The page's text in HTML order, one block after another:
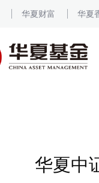
华夏财富 华夏
华夏中